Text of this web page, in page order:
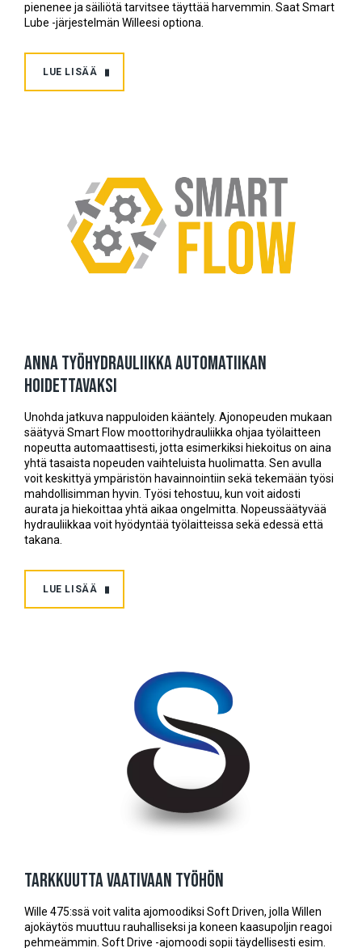
pienenee ja säiliötä tarvitsee täyttää harvemmin. Saat Smart
Lube -järjestelmän Willeesi optiona.
LUE LISÄÄ
Anna työhydrauliikka automatiikan
hoidettavaksi
Unohda jatkuva nappuloiden kääntely. Ajonopeuden mukaan
säätyvä Smart Flow moottorihydrauliikka ohjaa työlaitteen
nopeutta automaattisesti, jotta esimerkiksi hiekoitus on aina
yhtä tasaista nopeuden vaihteluista huolimatta. Sen avulla
voit keskittyä ympäristön havainnointiin sekä tekemään työsi
mahdollisimman hyvin. Työsi tehostuu, kun voit aidosti
aurata ja hiekoittaa yhtä aikaa ongelmitta. Nopeussäätyvää
hydrauliikkaa voit hyödyntää työlaitteissa sekä edessä että
takana.
LUE LISÄÄ
Tarkkuutta vaativaan työhön
Wille 475:ssä voit valita ajomoodiksi Soft Driven, jolla Willen
ajokäytös muuttuu rauhalliseksi ja koneen kaasupoljin reagoi
pehmeämmin. Soft Drive -ajomoodi sopii täydellisesti esim.